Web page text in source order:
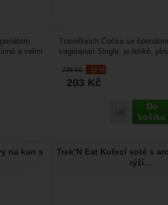
k porovnání
Bramborová kaše se špenátem Single' k
a velmi
239Kč -15 %
203 Kč
Přidat
Do
košíku
Travellunch Čočka se
vegetarian Single: je lehké,
na kari s
Trek’N Eat Kuřecí soté s
rýží…